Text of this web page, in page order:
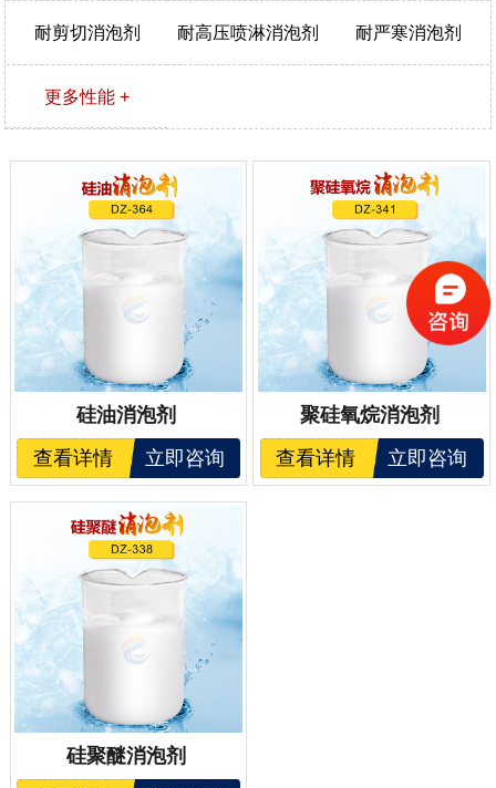
耐剪切消泡剂 耐高压喷淋消泡剂 耐严寒消泡剂
更多性能 +
硅油消泡剂
查看详情
立即咨询
聚硅氧烷消泡剂
查看详情
立即咨询
硅聚醚消泡剂